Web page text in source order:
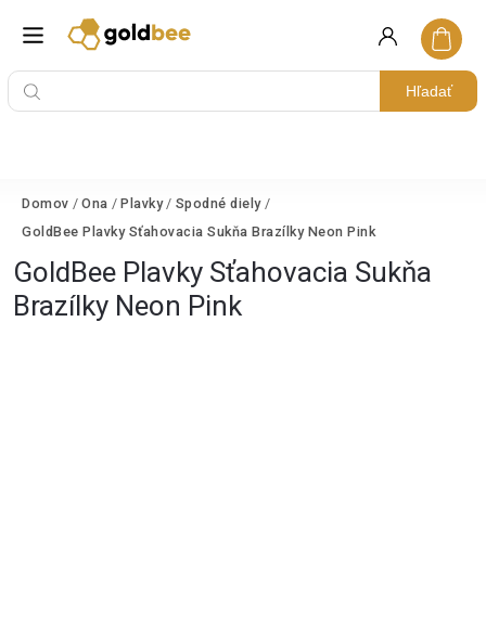
Hľadať
Domov / Ona / Plavky / Spodné diely /
GoldBee Plavky Sťahovacia Sukňa Brazílky Neon Pink
GoldBee Plavky Sťahovacia Sukňa
Brazílky Neon Pink